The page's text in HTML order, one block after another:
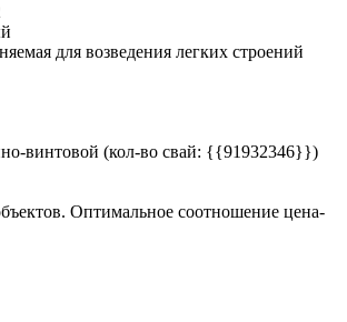
для возведения легких строений
Оптимальное соотношение цена-